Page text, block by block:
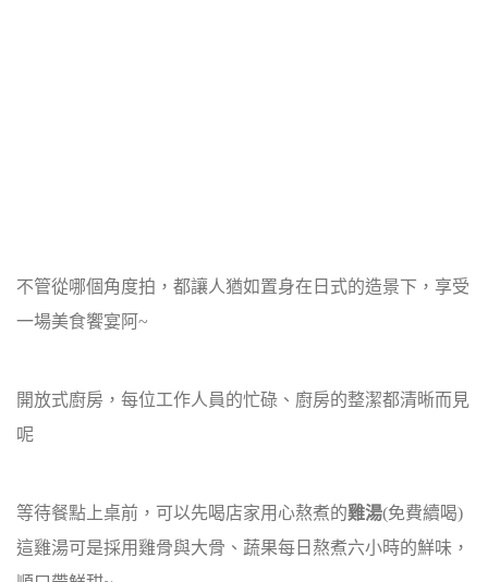
不管從哪個角度拍，都讓人猶如置身在日式的造景下，享受
一場美食饗宴阿~
開放式廚房，每位工作人員的忙碌、廚房的整潔都清晰而見
呢
等待餐點上桌前，可以先喝店家用心熬煮的雞湯(免費續喝)
這雞湯可是採用雞骨與大骨、蔬果每日熬煮六小時的鮮味，